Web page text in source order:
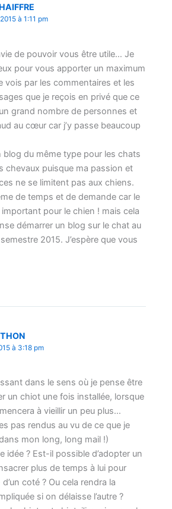
à 1:11 pm
de pouvoir vous être utile… Je
pour vous apporter un maximum
vois par les commentaires et les
que je reçois en privé que ce
grand nombre de personnes et
au cœur car j’y passe beaucoup
blog du même type pour les chats
chevaux puisque ma passion et
ne se limitent pas aux chiens.
de temps et de demande car le
pour le chien ! mais cela
démarrer un blog sur le chat au
2015. J’espère que vous
à 3:18 pm
dans le sens où je pense être
un chiot une fois installée, lorsque
à vieillir un peu plus…
pas rendus au vu de ce que je
mon long, long mail !)
idée ? Est-il possible d’adopter un
plus de temps à lui pour
d’un coté ? Ou cela rendra la
si on délaisse l’autre ?